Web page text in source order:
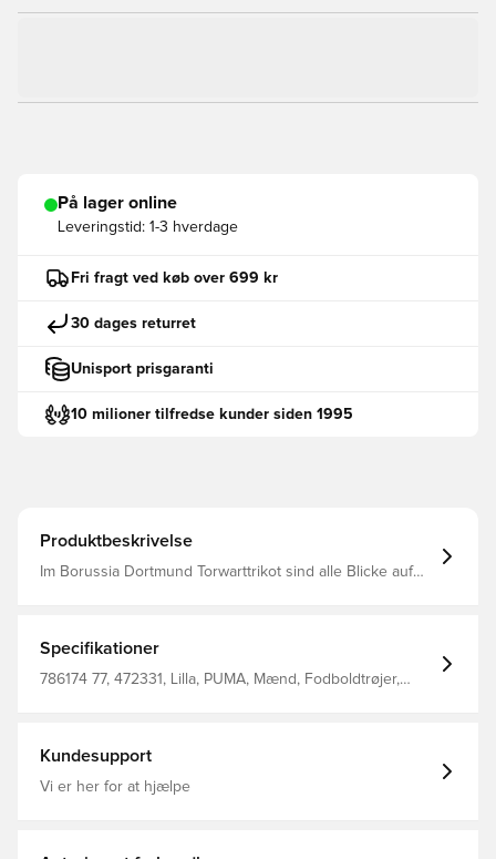
På lager online
Leveringstid: 1-3 hverdage
Fri fragt ved køb over 699 kr
30 dages returret
Unisport prisgaranti
10 milioner tilfredse kunder siden 1995
Produktbeskrivelse
Im Borussia Dortmund Torwarttrikot sind alle Blicke auf
den Strafraum kontrollieren. Entworfen für: Fußball
Passform: Regulär Länge: Regulär Ausschnitt:
Rundhalsausschnitt Hauptmaterial: Doubleface-Jacquard
Specifikationer
786174 77, 472331, Lilla, PUMA, Mænd, Fodboldtrøjer,
Kundesupport
Vi er her for at hjælpe